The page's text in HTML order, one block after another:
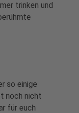
trinken und
so einige
noch nicht
für euch